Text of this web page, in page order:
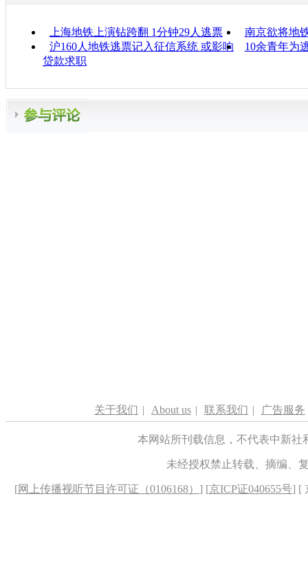
上海地铁上演钻跨翻 1分钟29人逃票
南京欲将地
沪160人地铁逃票记入征信系统 或影响
贷款求职
10余青年为
关于我们 | About us | 联系我们 | 广告服务
本网站所刊载信息，不代表中新
未经授权禁止转载、摘编、
[网上传播视听节目许可证（0106168） ] [京ICP证040655号] [